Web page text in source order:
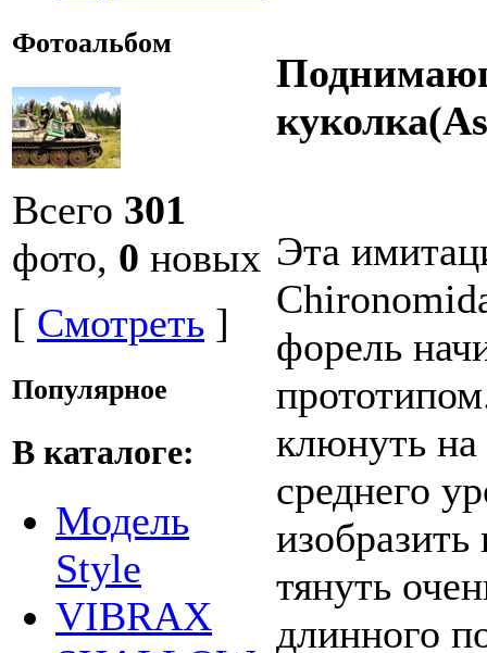
Фотоальбом
Всего 301
фото, 0 новых
[ Смотреть ]
Популярное
В каталоге:
Модель
Style
VIBRAX
Эта
форель
клюнуть
среднего
тянуть
длинного